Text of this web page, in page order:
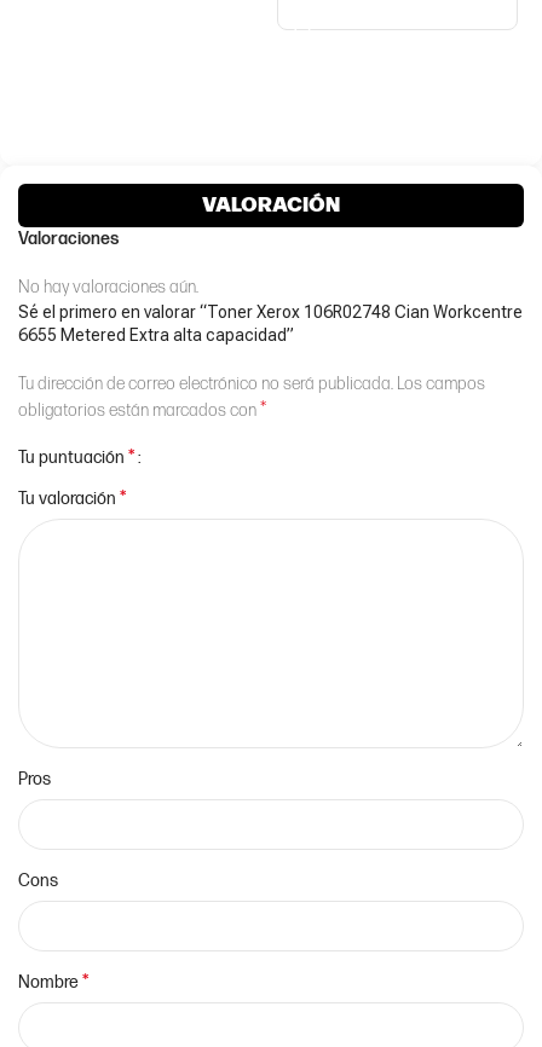
VALORACIÓN
Valoraciones
No hay valoraciones aún.
Sé el primero en valorar “Toner Xerox 106R02748 Cian Workcentre
6655 Metered Extra alta capacidad”
Tu dirección de correo electrónico no será publicada. Los campos
obligatorios están marcados con*
Tu puntuación *
Tu valoración *
Pros
Cons
Nombre*